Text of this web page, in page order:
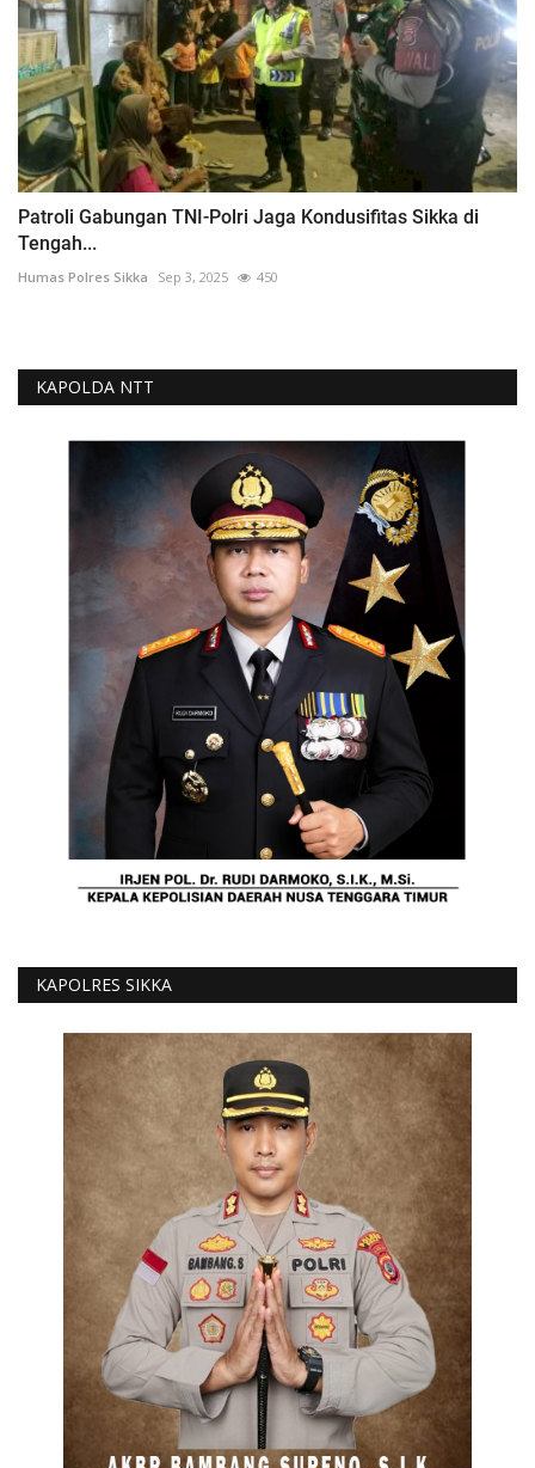
Patroli Gabungan TNI-Polri Jaga Kondusifitas Sikka di
Tengah...
Humas Polres Sikka Sep 3, 2025 450
KAPOLDA NTT
KAPOLRES SIKKA